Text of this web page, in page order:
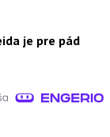
je pre pád